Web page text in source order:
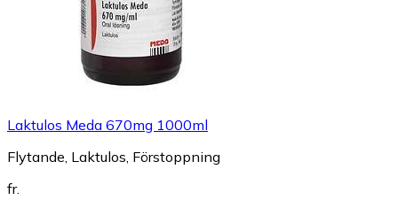
Laktulos Meda 670mg 1000ml
Flytande, Laktulos, Förstoppning
fr.